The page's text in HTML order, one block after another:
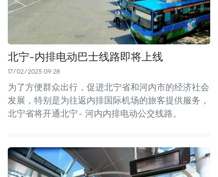
北宁-内排电动巴士线路即将上线
17/02/2025 09:28
为了方便群众出行，促进北宁省和河内市的经济社会
发展，特别是为往返内排国际机场的旅客提供服务，
北宁省将开通北宁– 河内内排电动公交线路。